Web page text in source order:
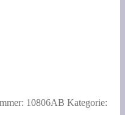
10806AB Kategorie: